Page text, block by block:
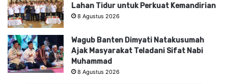
Lahan Tidur untuk Perkuat Kemandirian
8 Agustus 2026
Wagub Banten Dimyati Natakusumah
Ajak Masyarakat Teladani Sifat Nabi
Muhammad
8 Agustus 2026